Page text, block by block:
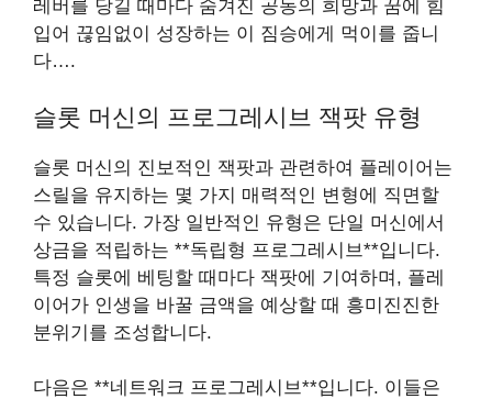
레버를 당길 때마다 숨겨진 공동의 희망과 꿈에 힘
입어 끊임없이 성장하는 이 짐승에게 먹이를 줍니
다….
슬롯 머신의 프로그레시브 잭팟 유형
슬롯 머신의 진보적인 잭팟과 관련하여 플레이어는
스릴을 유지하는 몇 가지 매력적인 변형에 직면할
수 있습니다. 가장 일반적인 유형은 단일 머신에서
상금을 적립하는 **독립형 프로그레시브**입니다.
특정 슬롯에 베팅할 때마다 잭팟에 기여하며, 플레
이어가 인생을 바꿀 금액을 예상할 때 흥미진진한
분위기를 조성합니다.
다음은 **네트워크 프로그레시브**입니다. 이들은